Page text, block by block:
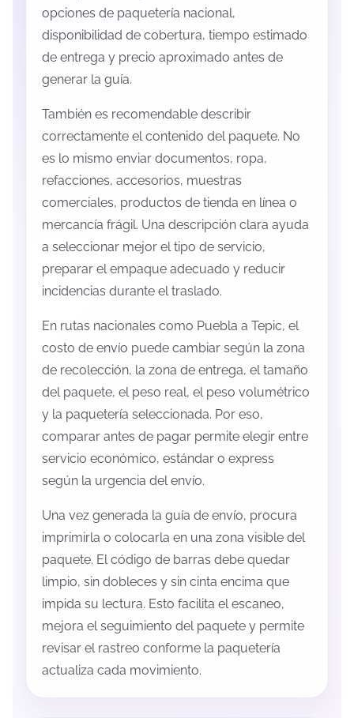
opciones de paquetería nacional,
disponibilidad de cobertura, tiempo estimado
de entrega y precio aproximado antes de
generar la guía.
También es recomendable describir
correctamente el contenido del paquete. No
es lo mismo enviar documentos, ropa,
refacciones, accesorios, muestras
comerciales, productos de tienda en línea o
mercancía frágil. Una descripción clara ayuda
a seleccionar mejor el tipo de servicio,
preparar el empaque adecuado y reducir
incidencias durante el traslado.
En rutas nacionales como Puebla a Tepic, el
costo de envío puede cambiar según la zona
de recolección, la zona de entrega, el tamaño
del paquete, el peso real, el peso volumétrico
y la paquetería seleccionada. Por eso,
comparar antes de pagar permite elegir entre
servicio económico, estándar o express
según la urgencia del envío.
Una vez generada la guía de envío, procura
imprimirla o colocarla en una zona visible del
paquete. El código de barras debe quedar
limpio, sin dobleces y sin cinta encima que
impida su lectura. Esto facilita el escaneo,
mejora el seguimiento del paquete y permite
revisar el rastreo conforme la paquetería
actualiza cada movimiento.